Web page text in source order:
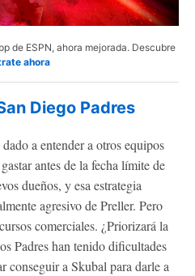
de ESPN, ahora mejorada. Descubre
ahora
Diego Padres
a entender a otros equipos
antes de la fecha límite de
dueños, y esa estrategia
agresivo de Preller. Pero
comerciales. ¿Priorizará la
Padres han tenido dificultades
conseguir a Skubal para darle a